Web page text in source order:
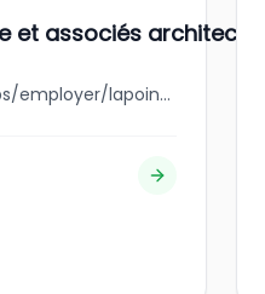
et associés architectes
jobbank.gc.ca/browsejobs/employer/lapointe+magne+et+associ%C3%A9s+architectes/ca